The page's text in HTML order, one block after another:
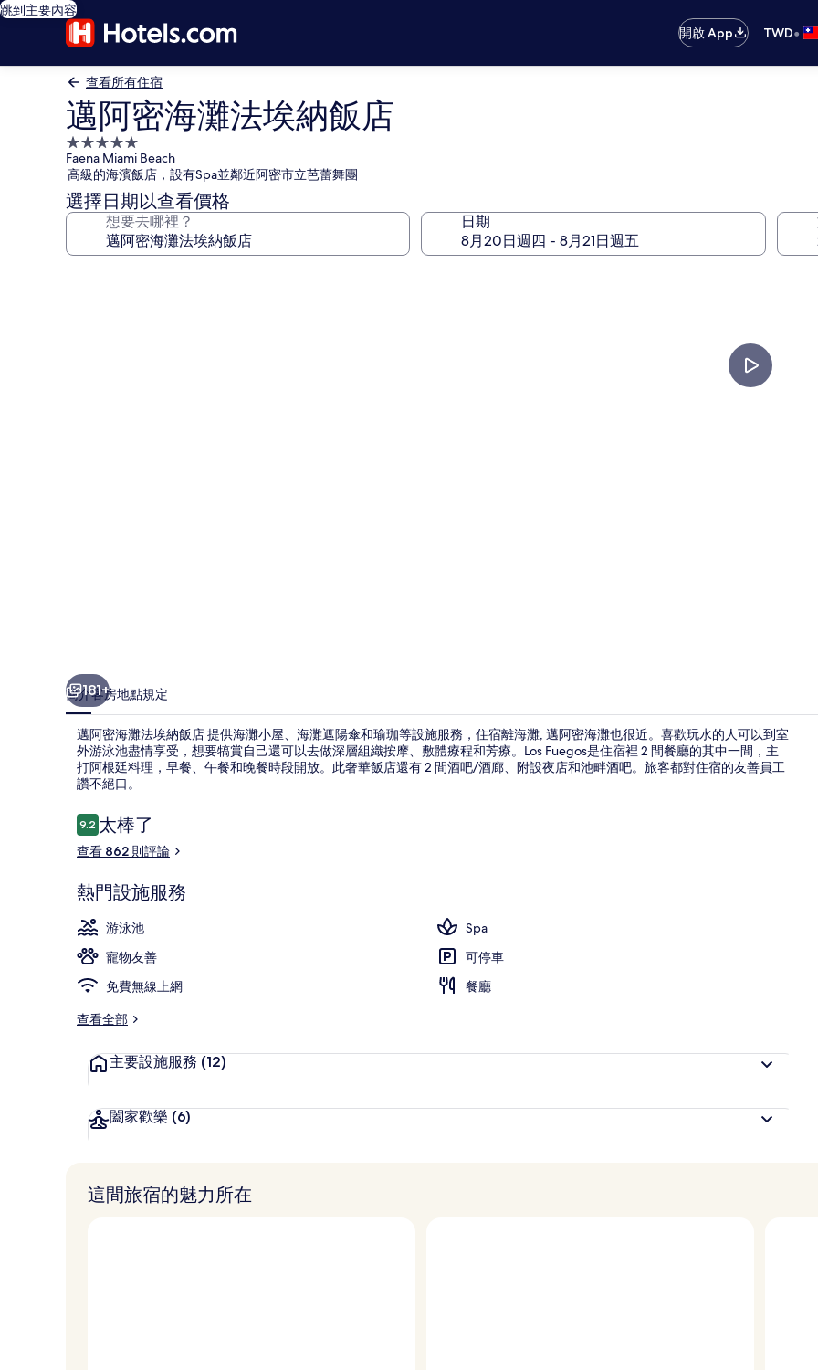
跳到主要內容
開啟 App
TWD•
查看所有住宿
邁阿密海灘法埃納飯店
5.0
星
級
住
宿
Faena Miami Beach
高級的海濱飯店，設有Spa並鄰近阿密市立芭蕾舞團
選擇日期以查看價格
想要去哪裡？ 日期
181+
簡介客房地點規定
邁阿密海灘法埃納飯店 提供海灘小屋、海灘遮陽傘和瑜珈等設施服務，住宿離海灘, 邁阿密海灘也很近。喜歡玩水的人可以到室
外游泳池盡情享受，想要犒賞自己還可以去做深層組織按摩、敷體療程和芳療。Los Fuegos是住宿裡 2 間餐廳的其中一間，主
打阿根廷料理，早餐、午餐和晚餐時段開放。此奢華飯店還有 2 間酒吧/酒廊、附設夜店和池畔酒吧。旅客都對住宿的友善員工
讚不絕口。
評
論
9.29.2 分，滿分 10 分，
太棒了
查看 862 則評論
熱門設施服務
游泳池
Spa
寵物友善
可停車
免費無線上網
餐廳
查看全部
主要設施服務 (12)
闔家歡樂 (6)
這間旅宿的魅力所在